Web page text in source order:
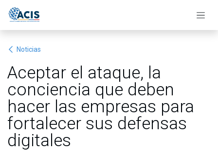
Noticias
Aceptar el ataque, la
conciencia que deben
hacer las empresas para
fortalecer sus defensas
digitales